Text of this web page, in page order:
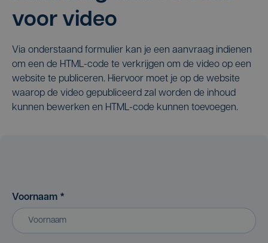
voor video
Via onderstaand formulier kan je een aanvraag indienen
om een de HTML-code te verkrijgen om de video op een
website te publiceren. Hiervoor moet je op de website
waarop de video gepubliceerd zal worden de inhoud
kunnen bewerken en HTML-code kunnen toevoegen.
Voornaam *